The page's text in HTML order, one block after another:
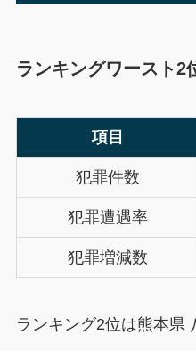
ランキングワースト2
項目
犯罪件数
犯罪遭遇率
犯罪増減数
ランキング2位は熊本県